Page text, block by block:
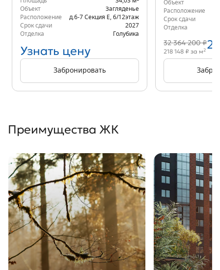
Объект
Загляденье
Расположение
д.6-7 Секция Е 6/12этаж
Срок сдачи
2027
Отделка
Голубика
Узнать цену
Забронировать
Объект
Расположение
Срок сдачи
Отделка
32 364 200 ₽
218 148 ₽ за м2
Преимущества ЖК